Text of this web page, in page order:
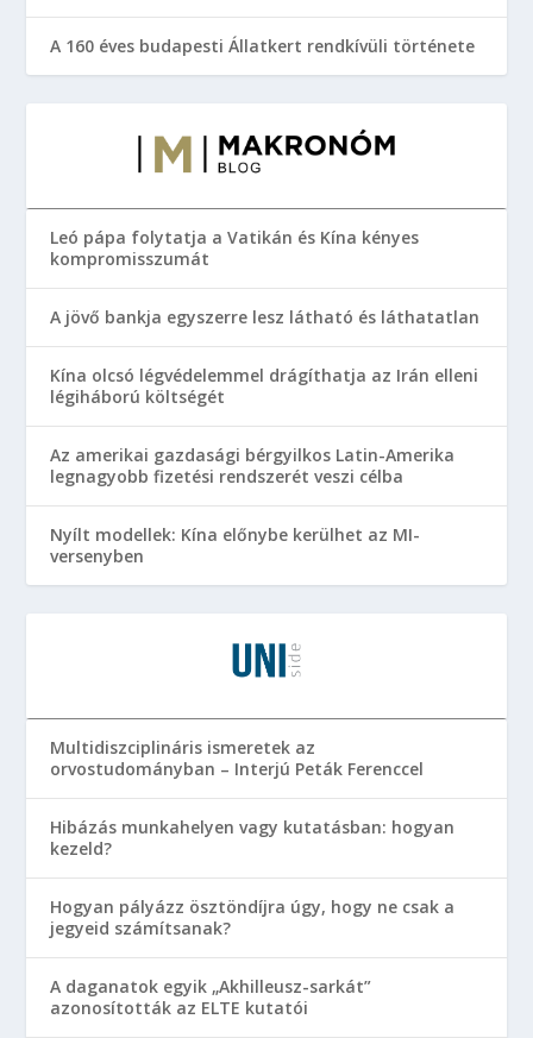
A 160 éves budapesti Állatkert rendkívüli története
Leó pápa folytatja a Vatikán és Kína kényes
kompromisszumát
A jövő bankja egyszerre lesz látható és láthatatlan
Kína olcsó légvédelemmel drágíthatja az Irán elleni
légiháború költségét
Az amerikai gazdasági bérgyilkos Latin-Amerika
legnagyobb fizetési rendszerét veszi célba
Nyílt modellek: Kína előnybe kerülhet az MI-
versenyben
Multidiszciplináris ismeretek az
orvostudományban – Interjú Peták Ferenccel
Hibázás munkahelyen vagy kutatásban: hogyan
kezeld?
Hogyan pályázz ösztöndíjra úgy, hogy ne csak a
jegyeid számítsanak?
A daganatok egyik „Akhilleusz-sarkát”
azonosították az ELTE kutatói